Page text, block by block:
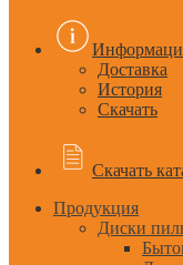
Доставка
История
Скачать
Скачать
Продукция
Диски